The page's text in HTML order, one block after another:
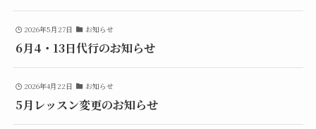
2026年5月27日 お知らせ
6月4・13日代行のお知らせ
2026年4月22日 お知らせ
5月レッスン変更のお知らせ